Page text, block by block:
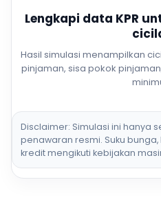
Lengkapi data KPR
Hasil simulasi menampilkan
pinjaman, sisa pokok
Disclaimer: Simulasi ini hanya
penawaran resmi. Suku
kredit mengikuti kebijakan